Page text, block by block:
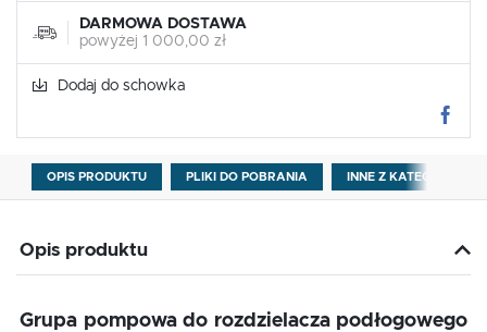
DARMOWA DOSTAWA
powyżej 1 000,00 zł
Dodaj do schowka
OPIS PRODUKTU PLIKI DO POBRANIA INNE Z KATEGORII
Opis produktu
Grupa pompowa do rozdzielacza podłogowego